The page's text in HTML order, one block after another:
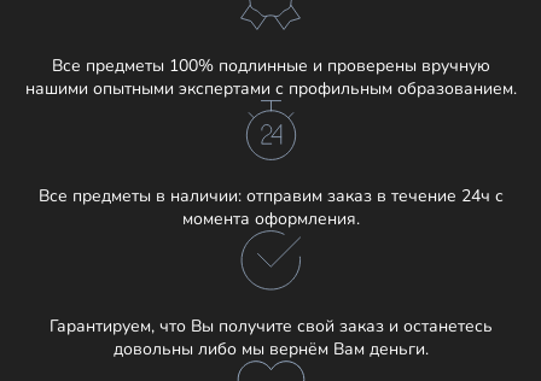
Все предметы 100% подлинные и проверены вручную
нашими опытными экспертами с профильным образованием.
Все предметы в наличии: отправим заказ в течение 24ч с
момента оформления.
Гарантируем, что Вы получите свой заказ и останетесь
довольны либо мы вернём Вам деньги.